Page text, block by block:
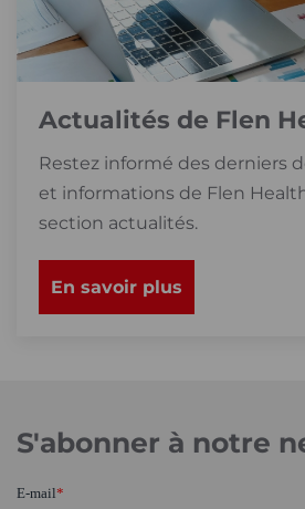
Actualités de Flen
Restez informé des derniers
et informations de Flen
section actualités.
En savoir plus
S'abonner à notre